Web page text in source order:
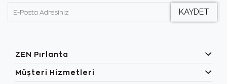
ZEN Pırlanta
Müşteri Hizmetleri